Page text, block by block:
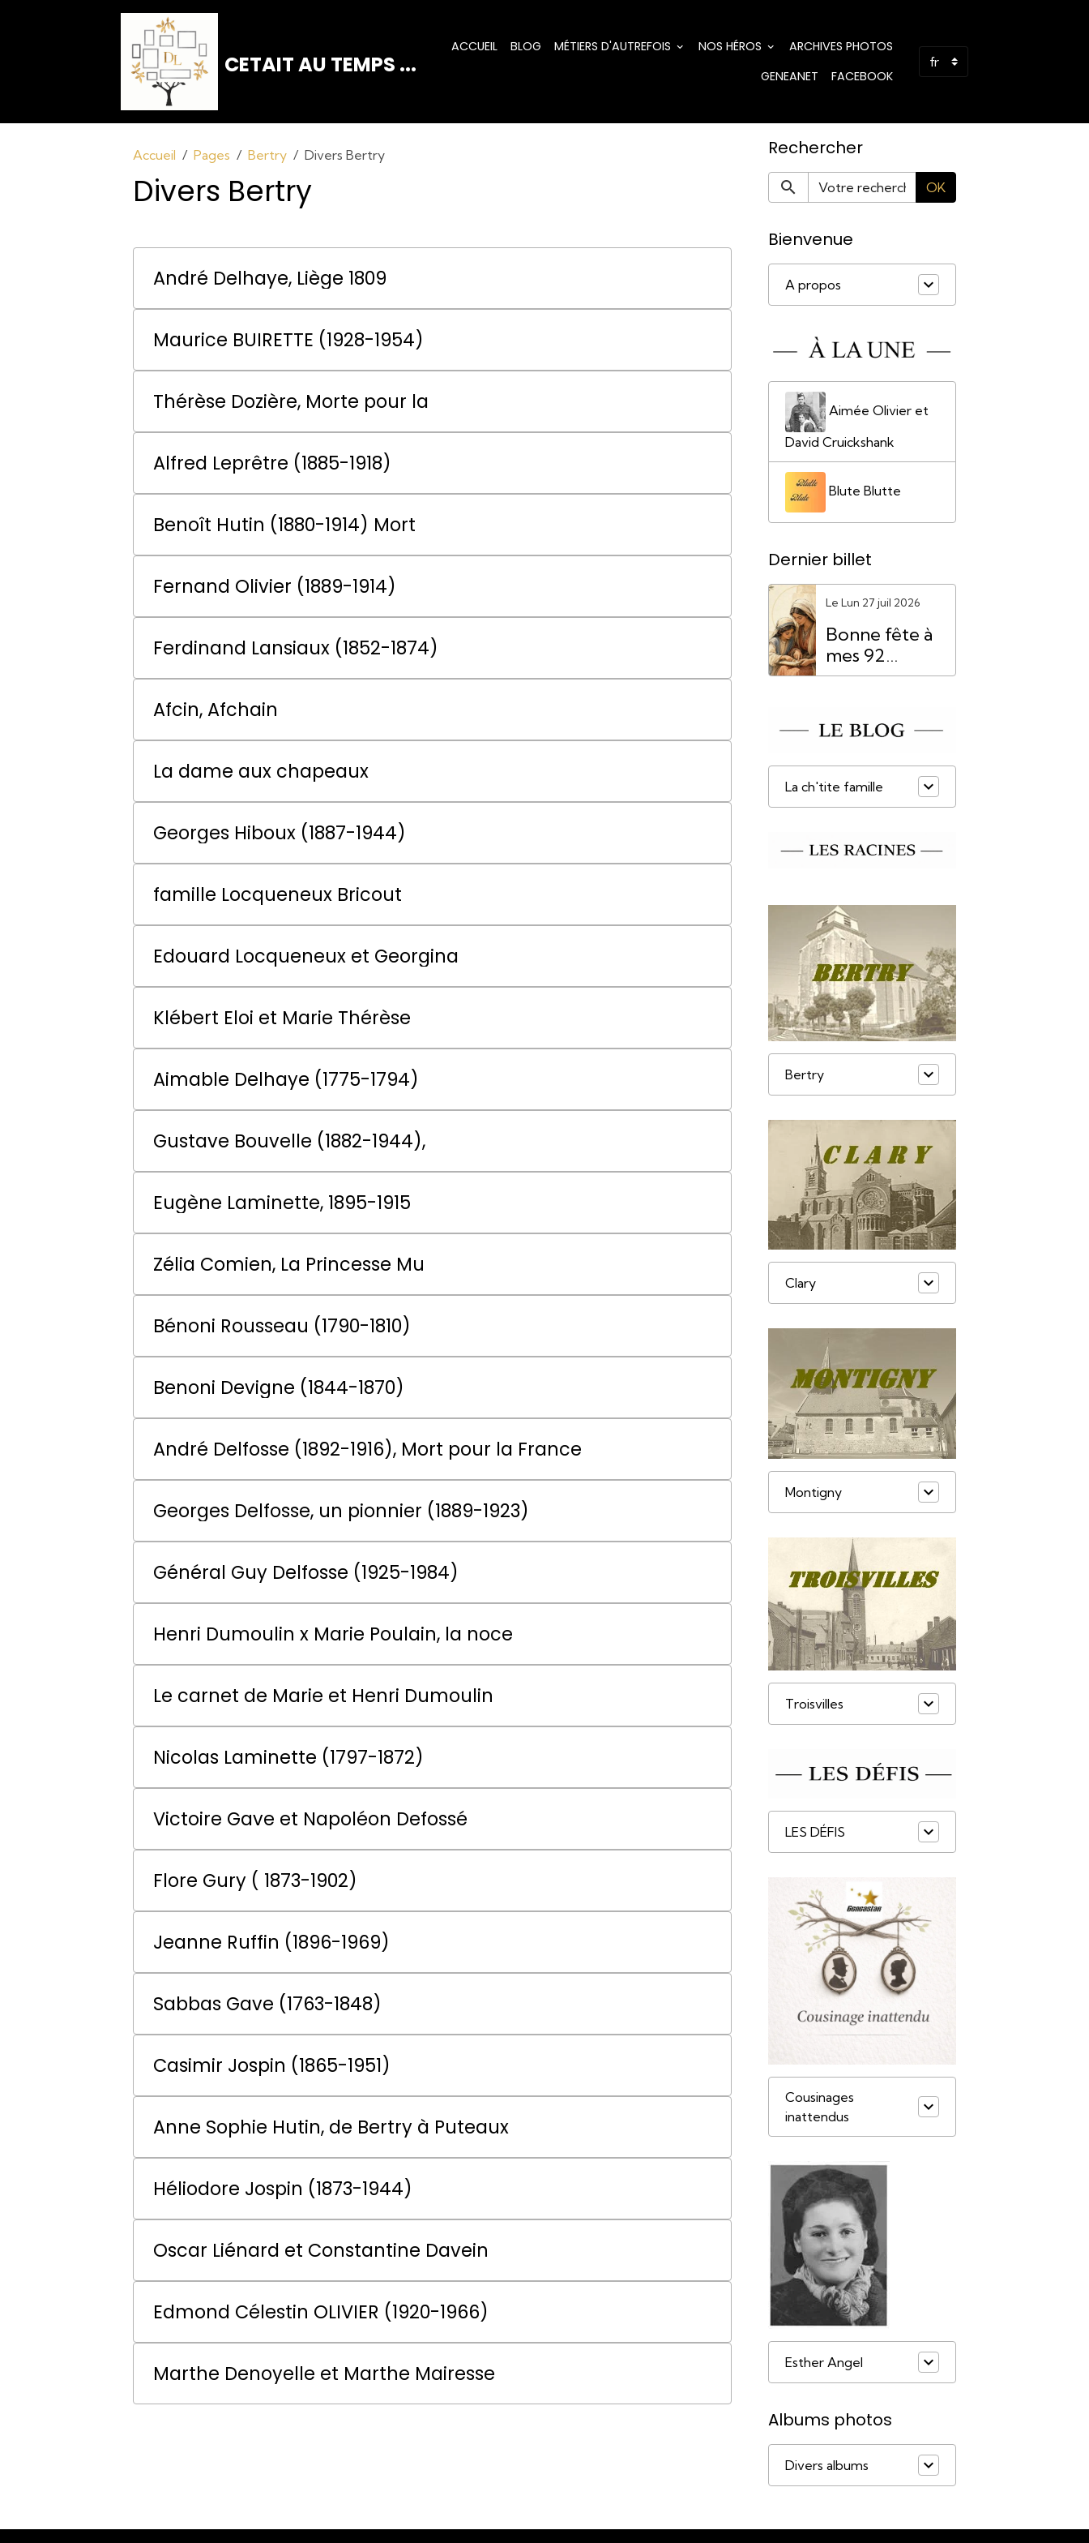
CETAIT AU TEMPS ...
ACCUEIL BLOG MÉTIERS D'AUTREFOIS NOS HÉROS
ARCHIVES PHOTOS
GENEANET
FACEBOOK
Accueil Pages Bertry Divers Bertry
Divers Bertry
André Delhaye, Liège 1809
Maurice BUIRETTE (1928-1954)
Thérèse Dozière, Morte pour la
Alfred Leprêtre (1885-1918)
Benoît Hutin (1880-1914) Mort
Fernand Olivier (1889-1914)
Ferdinand Lansiaux (1852-1874)
Afcin, Afchain
La dame aux chapeaux
Georges Hiboux (1887-1944)
famille Locqueneux Bricout
Edouard Locqueneux et Georgina
Klébert Eloi et Marie Thérèse
Aimable Delhaye (1775-1794)
Gustave Bouvelle (1882-1944),
Eugène Laminette, 1895-1915
Zélia Comien, La Princesse Mu
Bénoni Rousseau (1790-1810)
Benoni Devigne (1844-1870)
André Delfosse (1892-1916), Mort pour la France
Georges Delfosse, un pionnier (1889-1923)
Général Guy Delfosse (1925-1984)
Henri Dumoulin x Marie Poulain, la noce
Le carnet de Marie et Henri Dumoulin
Nicolas Laminette (1797-1872)
Victoire Gave et Napoléon Defossé
Flore Gury ( 1873-1902)
Jeanne Ruffin (1896-1969)
Sabbas Gave (1763-1848)
Casimir Jospin (1865-1951)
Anne Sophie Hutin, de Bertry à Puteaux
Héliodore Jospin (1873-1944)
Oscar Liénard et Constantine Davein
Edmond Célestin OLIVIER (1920-1966)
Marthe Denoyelle et Marthe Mairesse
Rechercher
OK
Bienvenue
A propos
Aimée Olivier et
David Cruickshank
Blute Blutte
Dernier billet
Le Lun 27 juil 2026
Bonne fête à
mes 92
"Mamie
La ch'tite famille
Bertry
Clary
Montigny
Troisvilles
LES DÉFIS
Cousinages
inattendus
Esther Angel
Albums photos
Divers albums